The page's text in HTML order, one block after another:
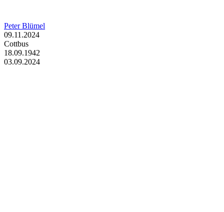
Peter Blümel
09.11.2024
Cottbus
18.09.1942
03.09.2024